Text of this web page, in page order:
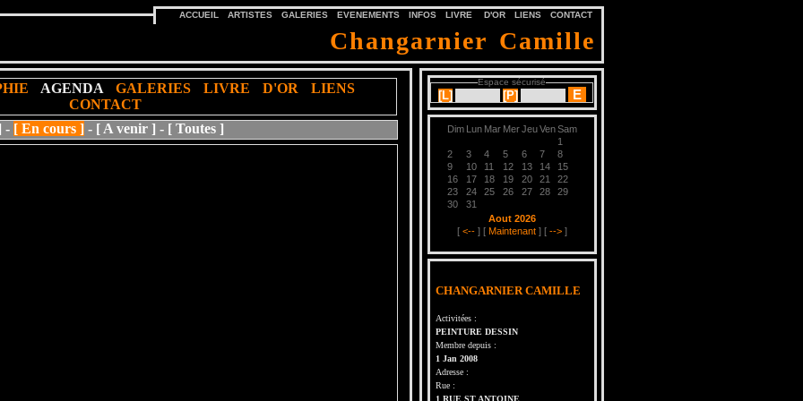
Changarnier Camille
ACCUEIL ARTISTES GALERIES EVENEMENTS INFOS LIVRE D'OR LIENS CONTACT
Espace sécurisé
[L] [P]
Dim Lun Mar MerJeuVenSam
1
2
3 4 5 6 7
8
9
10 11 12 13 14
15
16
17 18 19 20 21
22
23
24 25 26 27 28
29
30
31
Aout 2026
[ <-- ] [ Maintenant ] [ --> ]
CHANGARNIER CAMILLE
Activitées :
PEINTURE DESSIN
Membre depuis :
1 Jan 2008
Adresse :
Rue :
1 RUE ST ANTOINE
AGENDA GALERIES LIVRE D'OR
LIENS
CONTACT
- [ En cours ] - [ A venir ] - [ Toutes ]